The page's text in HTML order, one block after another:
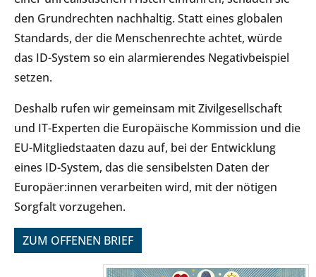
den Grundrechten nachhaltig. Statt eines globalen
Standards, der die Menschenrechte achtet, würde
das ID-System so ein alarmierendes Negativbeispiel
setzen.
Deshalb rufen wir gemeinsam mit Zivilgesellschaft
und IT-Experten die Europäische Kommission und die
EU-Mitgliedstaaten dazu auf, bei der Entwicklung
eines ID-System, das die sensibelsten Daten der
Europäer:innen verarbeiten wird, mit der nötigen
Sorgfalt vorzugehen.
ZUM OFFENEN BRIEF